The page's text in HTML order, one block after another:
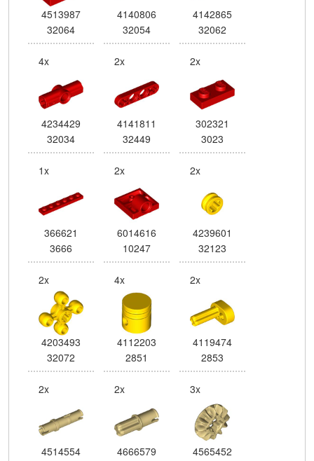
4513987
32064
4140806
32054
4142865
32062
4x
4234429
32034
2x
4141811
32449
2x
302321
3023
1x
366621
3666
2x
6014616
10247
2x
4239601
32123
2x
4203493
32072
4x
4112203
2851
2x
4119474
2853
2x
4514554
2x
4666579
3x
4565452